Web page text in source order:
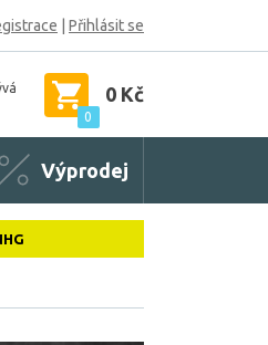
Přihlásit se
0
0 Kč
Výprodej